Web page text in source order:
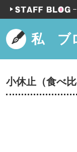
私 ブ
小休止（食べ比